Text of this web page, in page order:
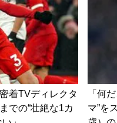
着TVディレクタ
での“壮絶な1カ
「何
マ”を